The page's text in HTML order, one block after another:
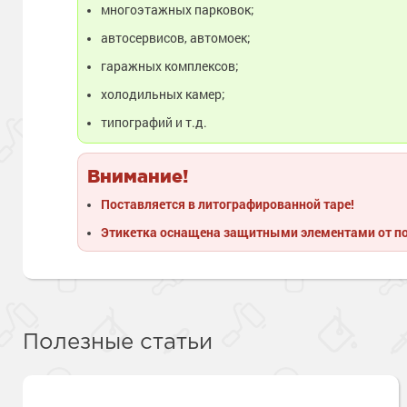
многоэтажных парковок;
автосервисов, автомоек;
гаражных комплексов;
холодильных камер;
типографий и т.д.
Внимание!
Поставляется в литографированной таре!
Этикетка оснащена защитными элементами от
Полезные статьи